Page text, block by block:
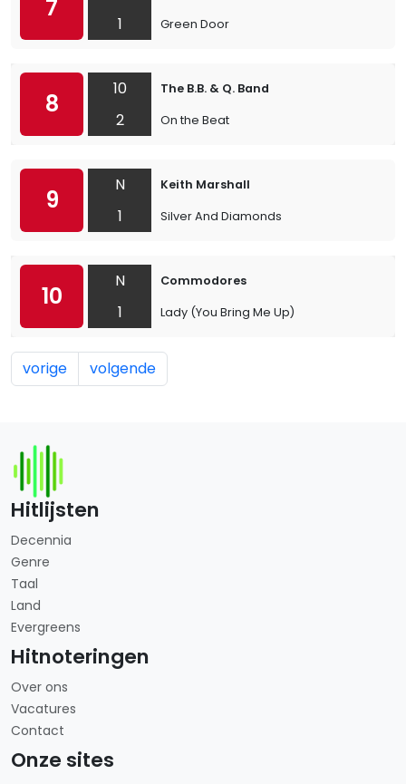
7
1
Green Door
8
10
2
The B.B. & Q. Band
On the Beat
9
N
1
Keith Marshall
Silver And Diamonds
10
N
1
Commodores
Lady (You Bring Me Up)
vorige volgende
Hitlijsten
Decennia
Genre
Taal
Land
Evergreens
Hitnoteringen
Over ons
Vacatures
Contact
Onze sites